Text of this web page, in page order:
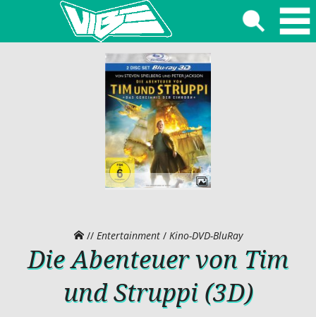
// Entertainment/ Kino-DVD-BluRay
Die Abenteuer von Tim
und Struppi (3D)